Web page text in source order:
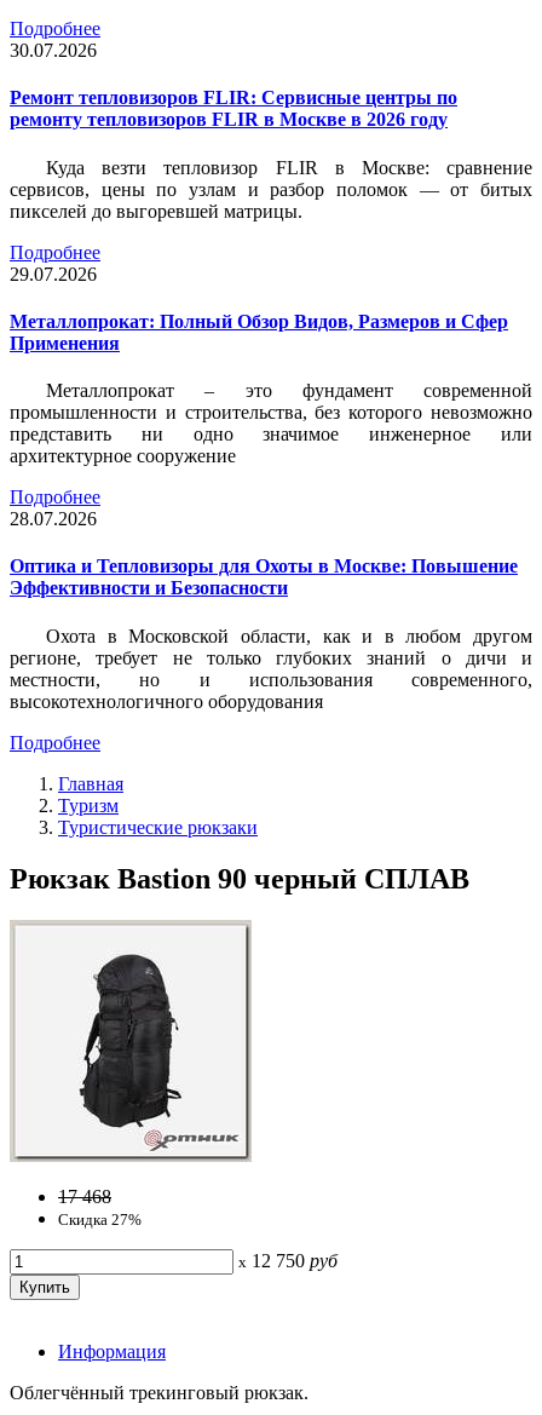
Подробнее
30.07.2026
Ремонт тепловизоров FLIR: Сервисные центры по
ремонту тепловизоров FLIR в Москве в 2026 году
Куда везти тепловизор FLIR в Москве: сравнение
сервисов, цены по узлам и разбор поломок — от битых
пикселей до выгоревшей матрицы.
Подробнее
29.07.2026
Металлопрокат: Полный Обзор Видов, Размеров и Сфер
Применения
Металлопрокат – это фундамент современной
промышленности и строительства, без которого невозможно
представить ни одно значимое инженерное или
архитектурное сооружение
Подробнее
28.07.2026
Оптика и Тепловизоры для Охоты в Москве: Повышение
Эффективности и Безопасности
Охота в Московской области, как и в любом другом
регионе, требует не только глубоких знаний о дичи и
местности, но и использования современного,
высокотехнологичного оборудования
Подробнее
Главная
Туризм
Туристические рюкзаки
Рюкзак Bastion 90 черный СПЛАВ
17 468
Скидка 27%
x 12 750 руб
Информация
Облегчённый трекинговый рюкзак.